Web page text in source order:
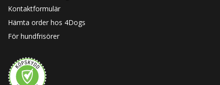
Kontaktformulär
Hämta order hos 4Dogs
För hundfrisörer